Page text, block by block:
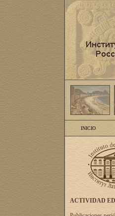
INICIO
ACTIVIDAD